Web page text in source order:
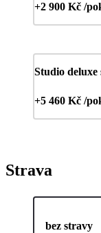
+2 900 Kč /
Studio deluxe
+5 460 Kč /
Strava
bez stravy